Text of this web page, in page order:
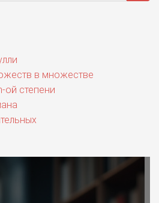
в множестве
ой степени